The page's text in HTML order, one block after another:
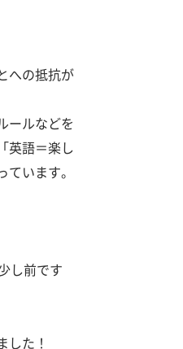
への抵抗が
ールなどを
英語＝楽し
います。
し前です
た！